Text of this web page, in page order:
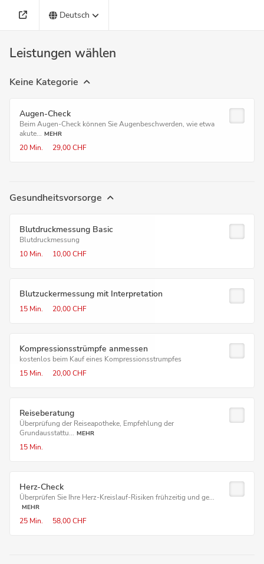
Deutsch
Leistungen wählen
Keine Kategorie
Augen-Check
Beim Augen-Check können Sie Augenbeschwerden, wie etwa
akute... MEHR
20 Min. 29,00 CHF
Gesundheitsvorsorge
Blutdruckmessung Basic
Blutdruckmessung
10 Min.
10,00 CHF
Blutzucker­messung mit Interpretation
15 Min. 20,00 CHF
Kompressions­strümpfe anmessen
kostenlos beim Kauf eines Kompressionsstrumpfes
15 Min.
20,00 CHF
Reiseberatung
Überprüfung der Reiseapotheke, Empfehlung der
Grundausstattu... MEHR
15 Min.
Herz-Check
Überprüfen Sie Ihre Herz-Kreislauf-Risiken frühzeitig und ge...
MEHR
25 Min. 58,00 CHF